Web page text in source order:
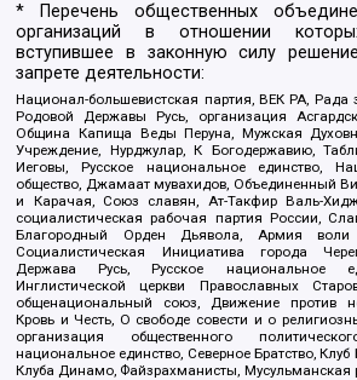
* Перечень общественных
организаций в отношении
вступившее в законную силу
запрете деятельности:
Национал-большевистская партия, ВЕК РА, Рада
Родовой Державы Русь, организация
Община Капища Веды Перуна, Мужская
Учреждение, Нурджулар, К Богодержавию,
Иеговы, Русское национальное единство,
общество, Джамаат мувахидов, Объединенный
и Карачая, Союз славян, Ат-Такфир Валь-
социалистическая рабочая партия России,
Благородный Орден Дьявола, Армия воли
Социалистическая Инициатива города
Держава Русь, Русское национальное
Инглистической церкви Православных
общенациональный союз, Движение против
Кровь и Честь, О свободе совести и о
организация общественного
национальное единство, Северное Братство,
Клуба Динамо, Файзрахманисты, Мусульманская